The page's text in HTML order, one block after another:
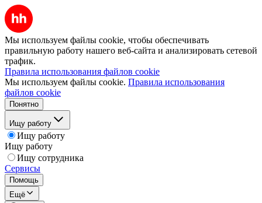
Мы используем файлы cookie, чтобы обеспечивать
правильную работу нашего веб-сайта и анализировать сетевой
трафик.
Правила использования файлов cookie
Мы используем файлы cookie. Правила использования
файлов cookie
Понятно
Ищу работу
Ищу работу
Ищу работу
Ищу сотрудника
Сервисы
Помощь
Ещё